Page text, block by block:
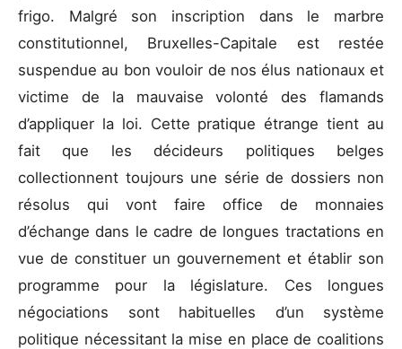
frigo. Malgré son inscription dans le marbre
constitutionnel, Bruxelles-Capitale est restée
suspendue au bon vouloir de nos élus nationaux et
victime de la mauvaise volonté des flamands
d’appliquer la loi. Cette pratique étrange tient au
fait que les décideurs politiques belges
collectionnent toujours une série de dossiers non
résolus qui vont faire office de monnaies
d’échange dans le cadre de longues tractations en
vue de constituer un gouvernement et établir son
programme pour la législature. Ces longues
négociations sont habituelles d’un système
politique nécessitant la mise en place de coalitions